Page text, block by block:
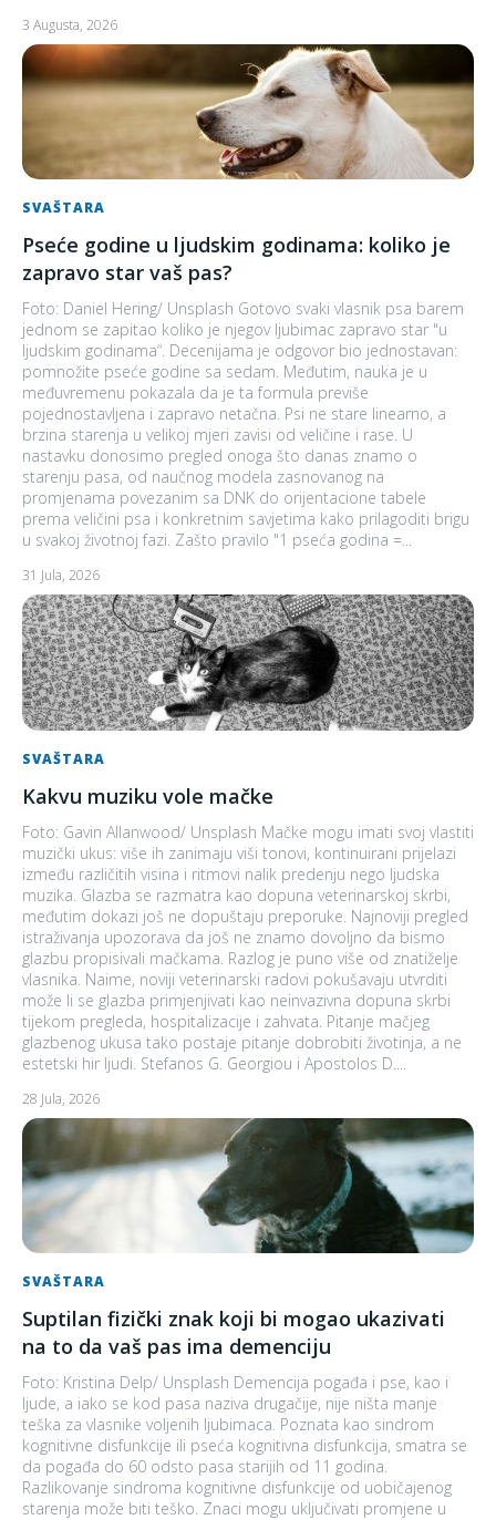
3 Augusta, 2026
SVAŠTARA
Pseće godine u ljudskim godinama: koliko je
zapravo star vaš pas?
Foto: Daniel Hering/ Unsplash Gotovo svaki vlasnik psa barem
jednom se zapitao koliko je njegov ljubimac zapravo star "u
ljudskim godinama“. Decenijama je odgovor bio jednostavan:
pomnožite pseće godine sa sedam. Međutim, nauka je u
međuvremenu pokazala da je ta formula previše
pojednostavljena i zapravo netačna. Psi ne stare linearno, a
brzina starenja u velikoj mjeri zavisi od veličine i rase. U
nastavku donosimo pregled onoga što danas znamo o
starenju pasa, od naučnog modela zasnovanog na
promjenama povezanim sa DNK do orijentacione tabele
prema veličini psa i konkretnim savjetima kako prilagoditi brigu
u svakoj životnoj fazi. Zašto pravilo "1 pseća godina =...
31 Jula, 2026
SVAŠTARA
Kakvu muziku vole mačke
Foto: Gavin Allanwood/ Unsplash Mačke mogu imati svoj vlastiti
muzički ukus: više ih zanimaju viši tonovi, kontinuirani prijelazi
između različitih visina i ritmovi nalik predenju nego ljudska
muzika. Glazba se razmatra kao dopuna veterinarskoj skrbi,
međutim dokazi još ne dopuštaju preporuke. Najnoviji pregled
istraživanja upozorava da još ne znamo dovoljno da bismo
glazbu propisivali mačkama. Razlog je puno više od znatiželje
vlasnika. Naime, noviji veterinarski radovi pokušavaju utvrditi
može li se glazba primjenjivati kao neinvazivna dopuna skrbi
tijekom pregleda, hospitalizacije i zahvata. Pitanje mačjeg
glazbenog ukusa tako postaje pitanje dobrobiti životinja, a ne
estetski hir ljudi. Stefanos G. Georgiou i Apostolos D....
28 Jula, 2026
SVAŠTARA
Suptilan fizički znak koji bi mogao ukazivati
na to da vaš pas ima demenciju
Foto: Kristina Delp/ Unsplash Demencija pogađa i pse, kao i
ljude, a iako se kod pasa naziva drugačije, nije ništa manje
teška za vlasnike voljenih ljubimaca. Poznata kao sindrom
kognitivne disfunkcije ili pseća kognitivna disfunkcija, smatra se
da pogađa do 60 odsto pasa starijih od 11 godina.
Razlikovanje sindroma kognitivne disfunkcije od uobičajenog
starenja može biti teško. Znaci mogu uključivati promjene u